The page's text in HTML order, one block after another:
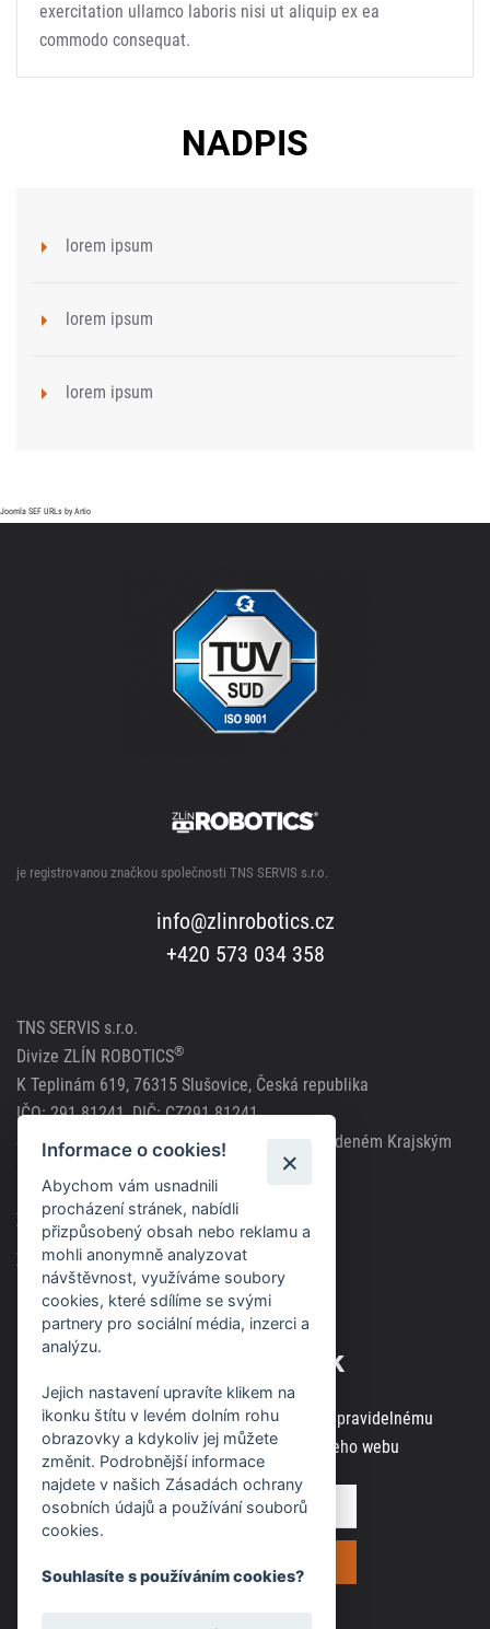
exercitation ullamco laboris nisi ut aliquip ex ea
commodo consequat.
NADPIS
lorem ipsum
lorem ipsum
lorem ipsum
Joomla SEF URLs by Artio
je registrovanou značkou společnosti TNS SERVIS s.r.o.
info@zlinrobotics.cz
+420 573 034 358
TNS SERVIS s.r.o.
Divize ZLÍN ROBOTICS®
K Teplinám 619, 76315 Slušovice, Česká republika
IČO: 291 81241, DIČ: CZ291 81241
Společnost zapsána v obchodním rejstříku vedeném Krajským
soudem v Brně, spisová značka C63717
Zásady použití cookies
Zásady ochrany osobních údajů
Odběr novinek
Zaregistrujte svou e-mailovou adresu k pravidelnému
odběru aktuálních informací z našeho webu
Informace o cookies!
Abychom vám usnadnili
procházení stránek, nabídli
přizpůsobený obsah nebo reklamu a
mohli anonymně analyzovat
návštěvnost, využíváme soubory
cookies, které sdílíme se svými
partnery pro sociální média, inzerci a
analýzu.
Jejich nastavení upravíte klikem na
ikonku štítu v levém dolním rohu
obrazovky a kdykoliv jej můžete
změnit. Podrobnější informace
najdete v našich Zásadách ochrany
osobních údajů a používání souborů
cookies.
Souhlasíte s používáním cookies?